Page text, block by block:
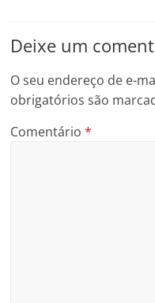
Deixe um
O seu endereço de e-
obrigatórios são
Comentário*